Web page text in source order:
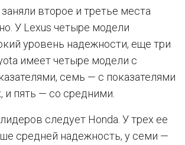
второе и третье места
У Lexus четыре модели
уровень надежности, еще три
имеет четыре модели с
семь — с показателями
пять — со средними.
следует Honda. У трех ее
средней надежность, у семи —